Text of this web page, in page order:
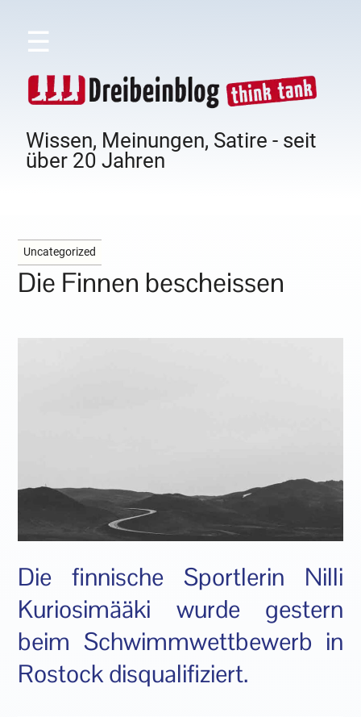
☰
Wissen, Meinungen, Satire - seit
über 20 Jahren
Uncategorized
Die Finnen bescheissen
Die finnische Sportlerin Nilli
Kuriosimääki wurde gestern
beim Schwimmwettbewerb in
Rostock disqualifiziert.